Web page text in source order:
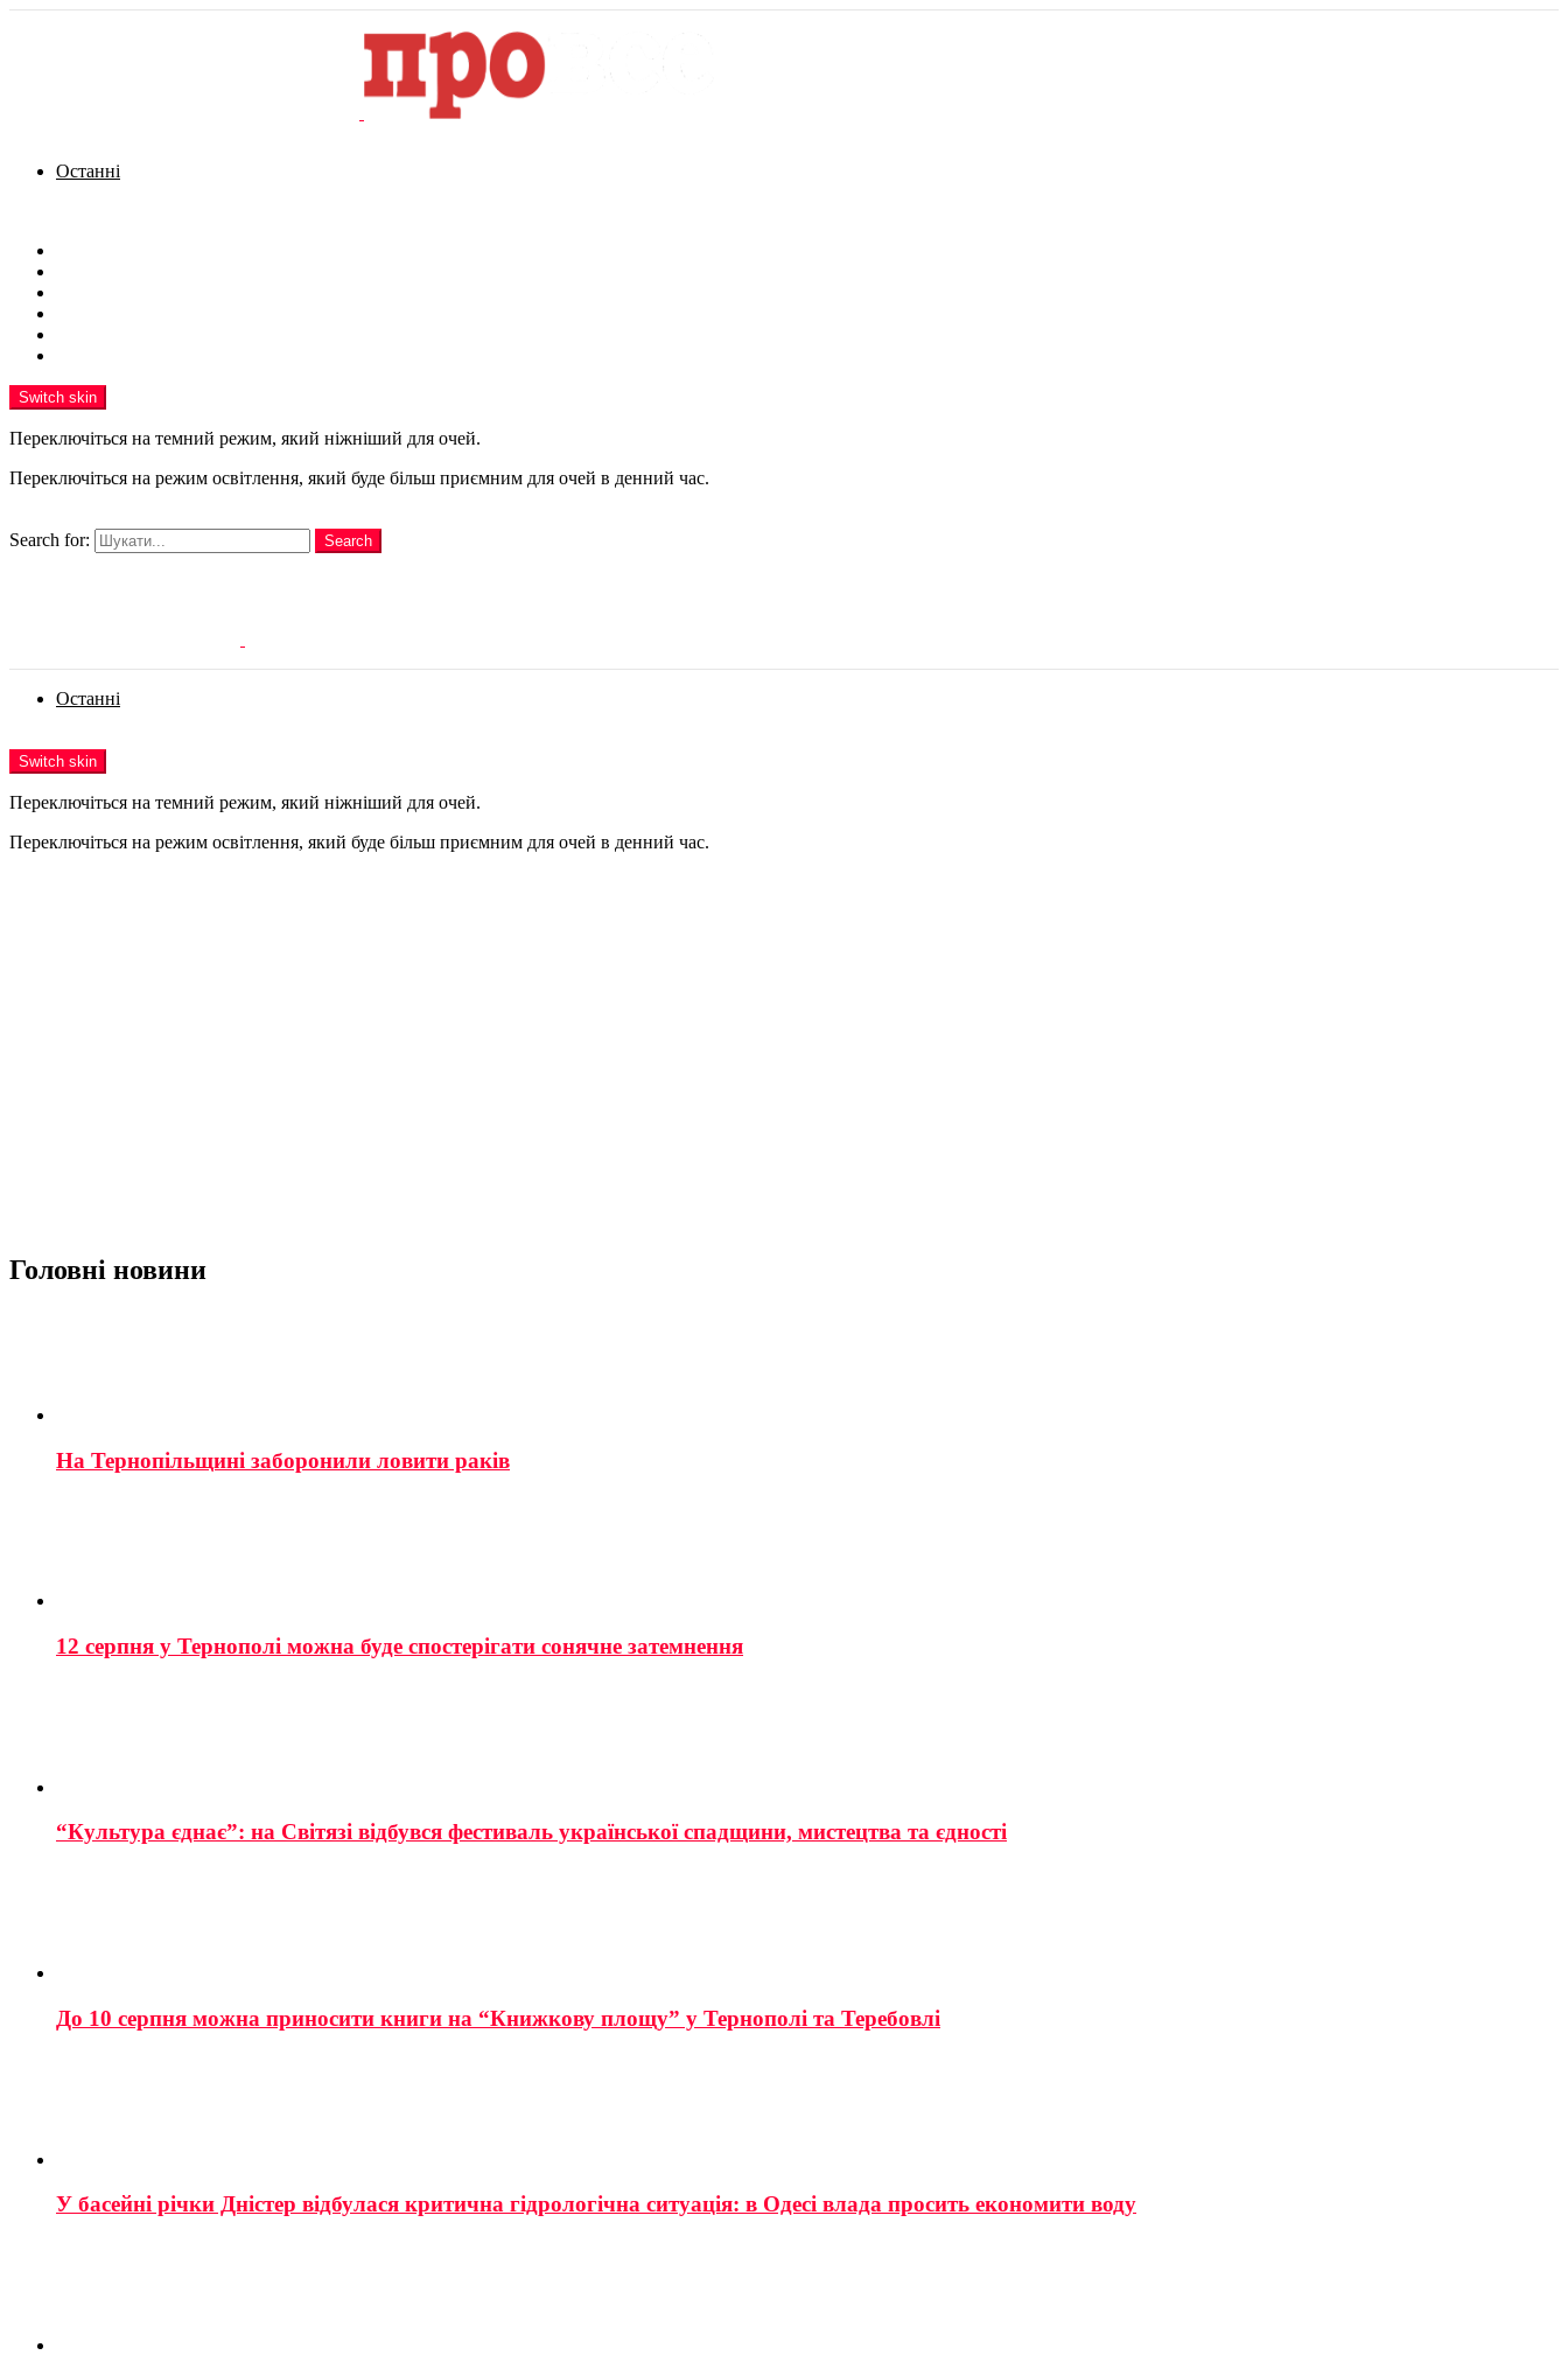
Останні
Switch skin
Переключіться на темний режим, який ніжніший для очей.
Переключіться на режим освітлення, який буде більш приємним для очей в денний час.
Search for:
Search
Останні
Switch skin
Переключіться на темний режим, який ніжніший для очей.
Переключіться на режим освітлення, який буде більш приємним для очей в денний час.
Головні новини
На Тернопільщині заборонили ловити раків
12 серпня у Тернополі можна буде спостерігати сонячне затемнення
“Культура єднає”: на Світязі відбувся фестиваль української спадщини, мистецтва та єдності
До 10 серпня можна приносити книги на “Книжкову площу” у Тернополі та Теребовлі
У басейні річки Дністер відбулася критична гідрологічна ситуація: в Одесі влада просить економити воду